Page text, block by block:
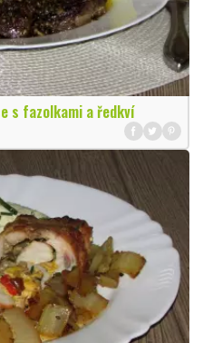
s fazolkami a ředkví